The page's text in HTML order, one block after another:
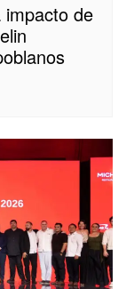
impacto de